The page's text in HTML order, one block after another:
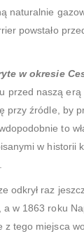
naturalnie
powstało
w okresie
przed naszą
przy źródle, by
to
w historii
odkrył raz
a w 1863 roku
z tego miejsca